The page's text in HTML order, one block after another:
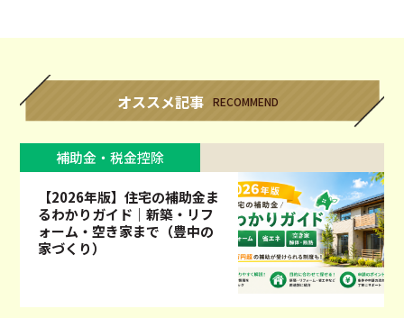
オススメ記事 RECOMMEND
補助金・税金控除
【2026年版】住宅の補助金ま
るわかりガイド｜新築・リフ
ォーム・空き家まで（豊中の
家づくり）